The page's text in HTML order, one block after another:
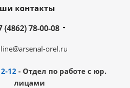
контакты
(4862) 78-00-08
orel.ru
12 - Отдел по работе с юр.
лицами